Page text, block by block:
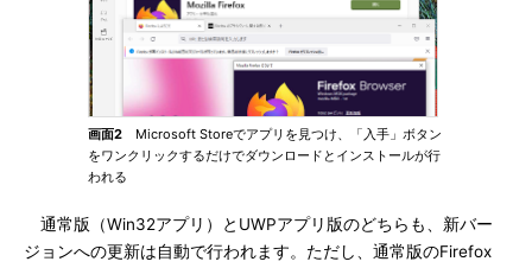
画面2 Microsoft Storeでアプリを見つけ、「入手」ボタン
をワンクリックするだけでダウンロードとインストールが行
われる
通常版（Win32アプリ）とUWPアプリ版のどちらも、新バー
ジョンへの更新は自動で行われます。ただし、通常版のFirefox